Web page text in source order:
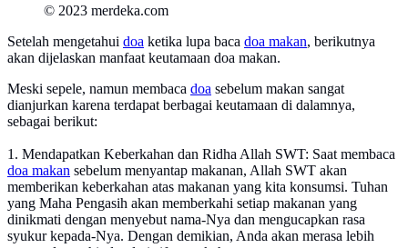
© 2023 merdeka.com
Setelah mengetahui doa ketika lupa baca doa makan, berikutnya
akan dijelaskan manfaat keutamaan doa makan.
Meski sepele, namun membaca doa sebelum makan sangat
dianjurkan karena terdapat berbagai keutamaan di dalamnya,
sebagai berikut:
1. Mendapatkan Keberkahan dan Ridha Allah SWT: Saat membaca
doa makan sebelum menyantap makanan, Allah SWT akan
memberikan keberkahan atas makanan yang kita konsumsi. Tuhan
yang Maha Pengasih akan memberkahi setiap makanan yang
dinikmati dengan menyebut nama-Nya dan mengucapkan rasa
syukur kepada-Nya. Dengan demikian, Anda akan merasa lebih